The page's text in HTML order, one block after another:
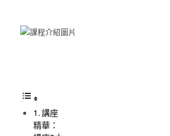
講座
精華：